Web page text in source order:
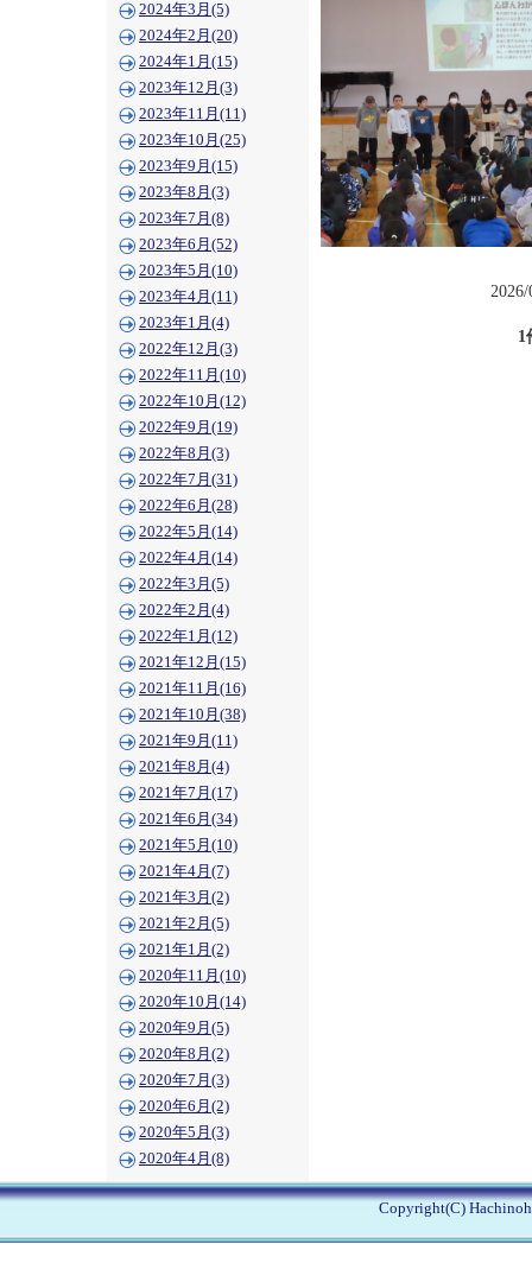
2024年3月(5)
2024年2月(20)
2024年1月(15)
2023年12月(3)
2023年11月(11)
2023年10月(25)
2023年9月(15)
2023年8月(3)
2023年7月(8)
2023年6月(52)
2023年5月(10)
2023年4月(11)
2023年1月(4)
2022年12月(3)
2022年11月(10)
2022年10月(12)
2022年9月(19)
2022年8月(3)
2022年7月(31)
2022年6月(28)
2022年5月(14)
2022年4月(14)
2022年3月(5)
2022年2月(4)
2022年1月(12)
2021年12月(15)
2021年11月(16)
2021年10月(38)
2021年9月(11)
2021年8月(4)
2021年7月(17)
2021年6月(34)
2021年5月(10)
2021年4月(7)
2021年3月(2)
2021年2月(5)
2021年1月(2)
2020年11月(10)
2020年10月(14)
2020年9月(5)
2020年8月(2)
2020年7月(3)
2020年6月(2)
2020年5月(3)
2020年4月(8)
1
Copyright(C)